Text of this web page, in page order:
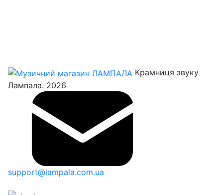
Крамниця звуку
Лампала. 2026
support@lampala.com.ua